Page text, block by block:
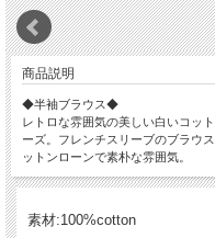
商品説明
◆半袖ブラウス◆
レトロな雰囲気の美しい白いコッ
ーズ。フレンチスリーブのブラウ
ットンローンで素朴な雰囲気。
素材:100%cotton